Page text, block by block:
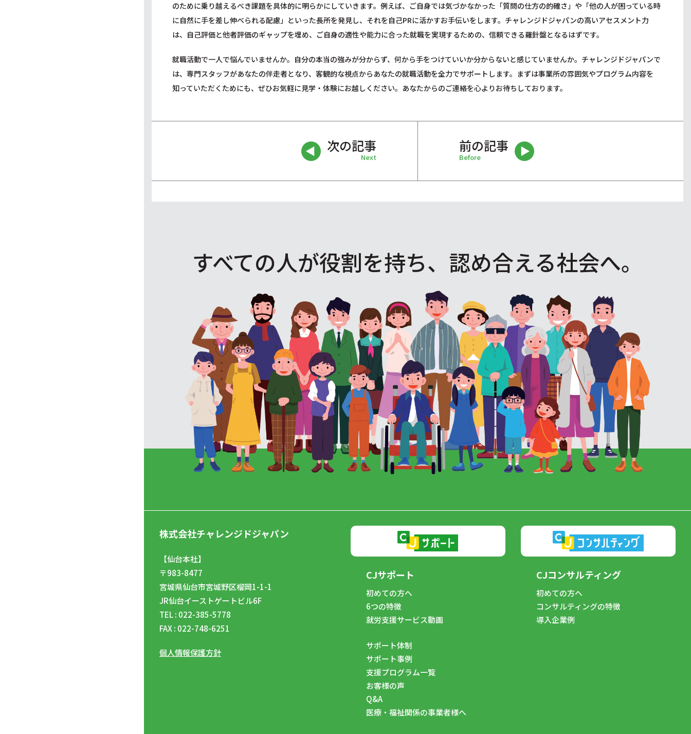
のために乗り越えるべき課題を具体的に明らかにしていきます。例えば、ご自身では気づかなかった「質問の仕方の的確さ」や「他の人が困っている時
に自然に手を差し伸べられる配慮」といった長所を発見し、それを自己PRに活かすお手伝いをします。チャレンジドジャパンの高いアセスメント力
は、自己評価と他者評価のギャップを埋め、ご自身の適性や能力に合った就職を実現するための、信頼できる羅針盤となるはずです。
就職活動で一人で悩んでいませんか。自分の本当の強みが分からず、何から手をつけていいか分からないと感じていませんか。チャレンジドジャパンで
は、専門スタッフがあなたの伴走者となり、客観的な視点からあなたの就職活動を全力でサポートします。まずは事業所の雰囲気やプログラム内容を
知っていただくためにも、ぜひお気軽に見学・体験にお越しください。あなたからのご連絡を心よりお待ちしております。
次の記事
Next
前の記事
Before
すべての人が役割を持ち、認め合える社会へ。
株式会社チャレンジドジャパン
【仙台本社】
〒983-8477
宮城県仙台市宮城野区榴岡1-1-1
JR仙台イーストゲートビル6F
TEL : 022-385-5778
FAX : 022-748-6251
個人情報保護方針
CJサポート
初めての方へ
6つの特徴
就労支援サービス動画
サポート体制
サポート事例
支援プログラム一覧
お客様の声
Q&A
医療・福祉関係の事業者様へ
CJコンサルティング
初めての方へ
コンサルティングの特徴
導入企業例